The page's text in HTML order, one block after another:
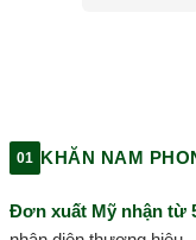
01 KHĂN NAM
Đơn xuất Mỹ nhận từ